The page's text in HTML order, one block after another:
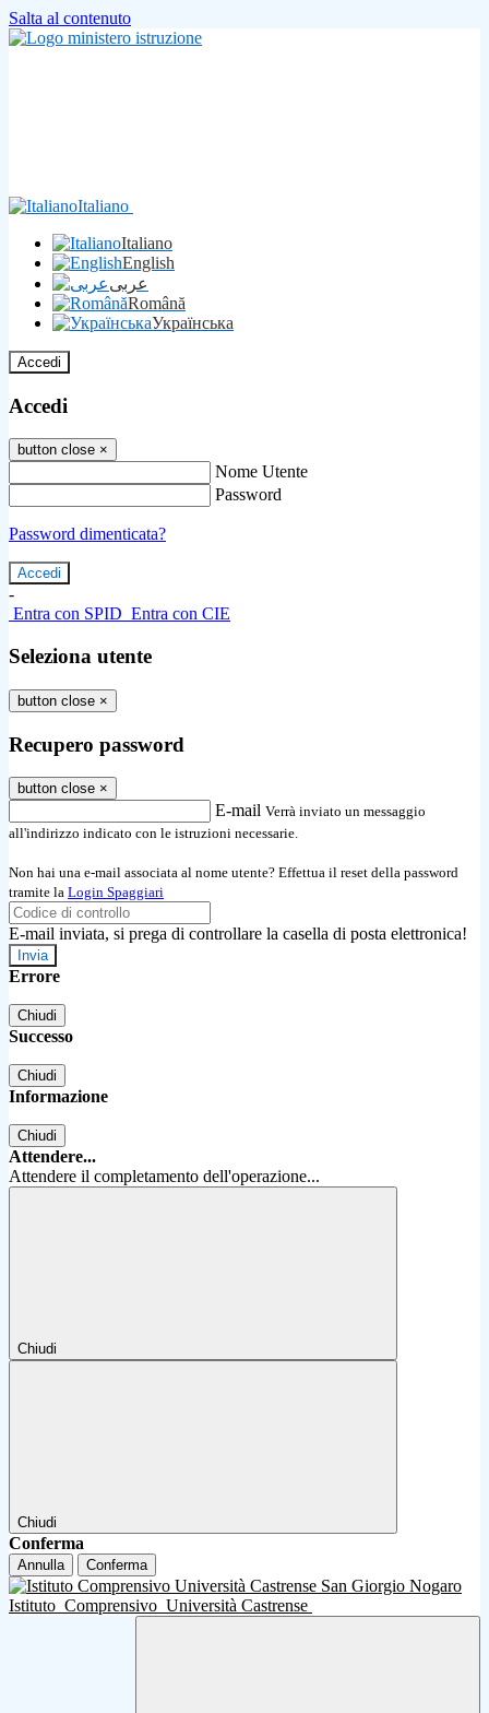
Salta al contenuto
Italiano
Italiano
English
عربى
Română
Українська
Accedi
Accedi
button close ×
Nome Utente
Password
Password dimenticata?
-
Entra con SPID Entra con CIE
Seleziona utente
button close ×
Recupero password
button close ×
E-mail Verrà inviato un messaggio
all'indirizzo indicato con le istruzioni necessarie.
Non hai una e-mail associata al nome utente? Effettua il reset della password
tramite la Login Spaggiari
E-mail inviata, si prega di controllare la casella di posta elettronica!
Errore
Chiudi
Successo
Chiudi
Informazione
Chiudi
Attendere...
Attendere il completamento dell'operazione...
Chiudi
Chiudi
Conferma
Annulla Conferma
Istituto Comprensivo Università Castrense